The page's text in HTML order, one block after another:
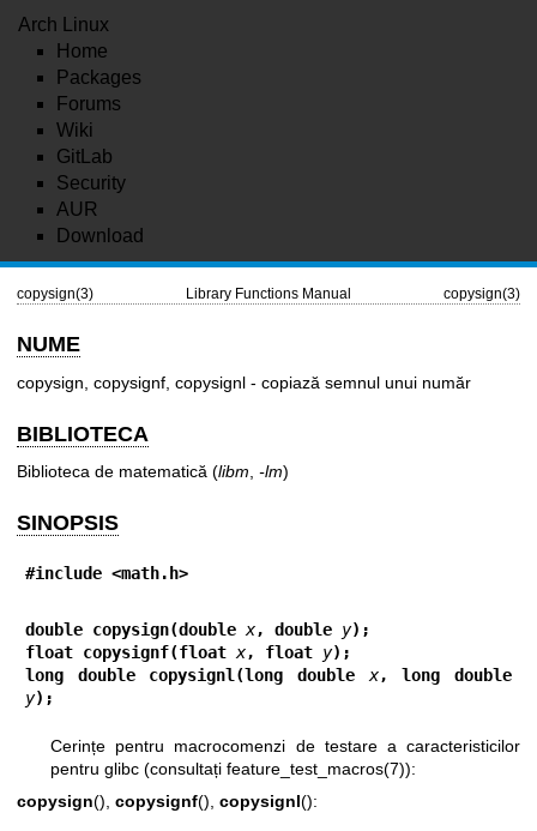
Arch Linux
Home
Packages
Forums
Wiki
GitLab
Security
AUR
Download
copysign(3) Library Functions Manual copysign(3)
NUME
copysign, copysignf, copysignl - copiază semnul unui număr
BIBLIOTECA
Biblioteca de matematică (libm -lm)
SINOPSIS
#include <math.h>
double copysign(double x, double y);
float copysignf(float x, float y);
long double copysignl(long double x
y);
Cerințe pentru macrocomenzi de testare a caracteristicilor
pentru glibc (consultați feature_test_macros(7)):
copysign(), copysignf(), copysignl():